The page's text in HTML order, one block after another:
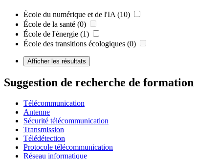
École du numérique et de l'IA (10)
École de la santé (0)
École de l'énergie (1)
École des transitions écologiques (0)
Afficher les résultats
Suggestion de recherche de formation
Télécommunication
Antenne
Sécurité télécommunication
Transmission
Télédétection
Protocole télécommunication
Réseau informatique